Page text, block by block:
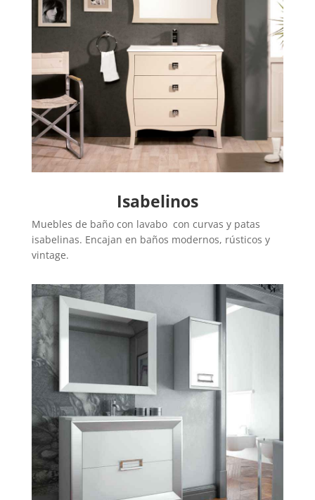
Isabelinos
Muebles de baño con lavabo con curvas y patas
isabelinas. Encajan en baños modernos, rústicos y
vintage.